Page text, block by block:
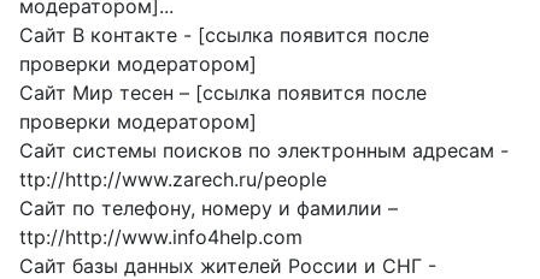
модератором]...
Сайт В контакте - [ссылка появится после
проверки модератором]
Сайт Мир тесен – [ссылка появится после
проверки модератором]
Сайт системы поисков по электронным адресам -
ttp://http://www.zarech.ru/people
Сайт по телефону, номеру и фамилии –
ttp://http://www.info4help.com
Сайт базы данных жителей России и СНГ -